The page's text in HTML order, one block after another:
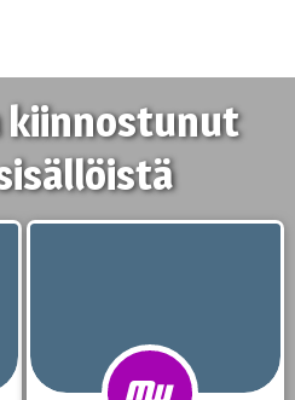
kiinnostunut